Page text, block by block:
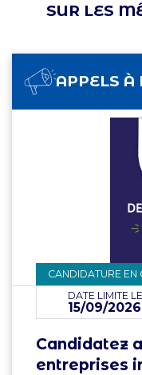
SUR LES
APPELS À
Candidatez
entreprises
CANDIDATURE EN
DATE LIMITE LE
15/09/2026